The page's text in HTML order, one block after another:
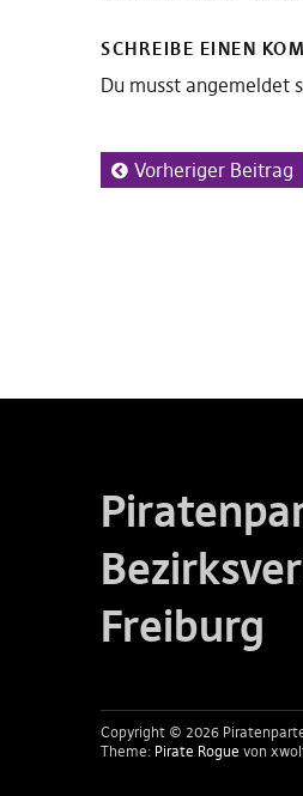
SCHREIBE EINEN
Du musst angemeldet
Vorheriger Beitrag
Freiburg
Copyright © 2026
Theme: Pirate Rogue von